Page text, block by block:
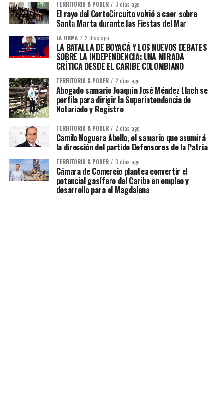
TERRITORIO & PODER 3 días ago
El rayo del CortoCircuito volvió a caer sobre
Santa Marta durante las Fiestas del Mar
LA FIRMA 2 días ago
LA BATALLA DE BOYACÁ Y LOS NUEVOS DEBATES
SOBRE LA INDEPENDENCIA: UNA MIRADA
CRÍTICA DESDE EL CARIBE COLOMBIANO
TERRITORIO & PODER 2 días ago
Abogado samario Joaquín José Méndez Llach se
perfila para dirigir la Superintendencia de
Notariado y Registro
TERRITORIO & PODER 2 días ago
Camilo Noguera Abello, el samario que asumirá
la dirección del partido Defensores de la Patria
TERRITORIO & PODER 3 días ago
Cámara de Comercio plantea convertir el
potencial gasífero del Caribe en empleo y
desarrollo para el Magdalena